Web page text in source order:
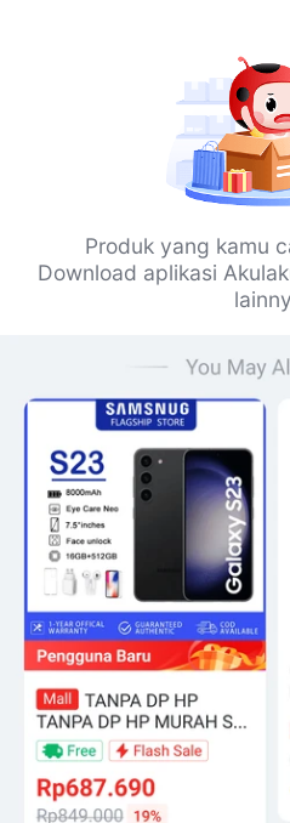
Produk yang kamu
Download aplikasi